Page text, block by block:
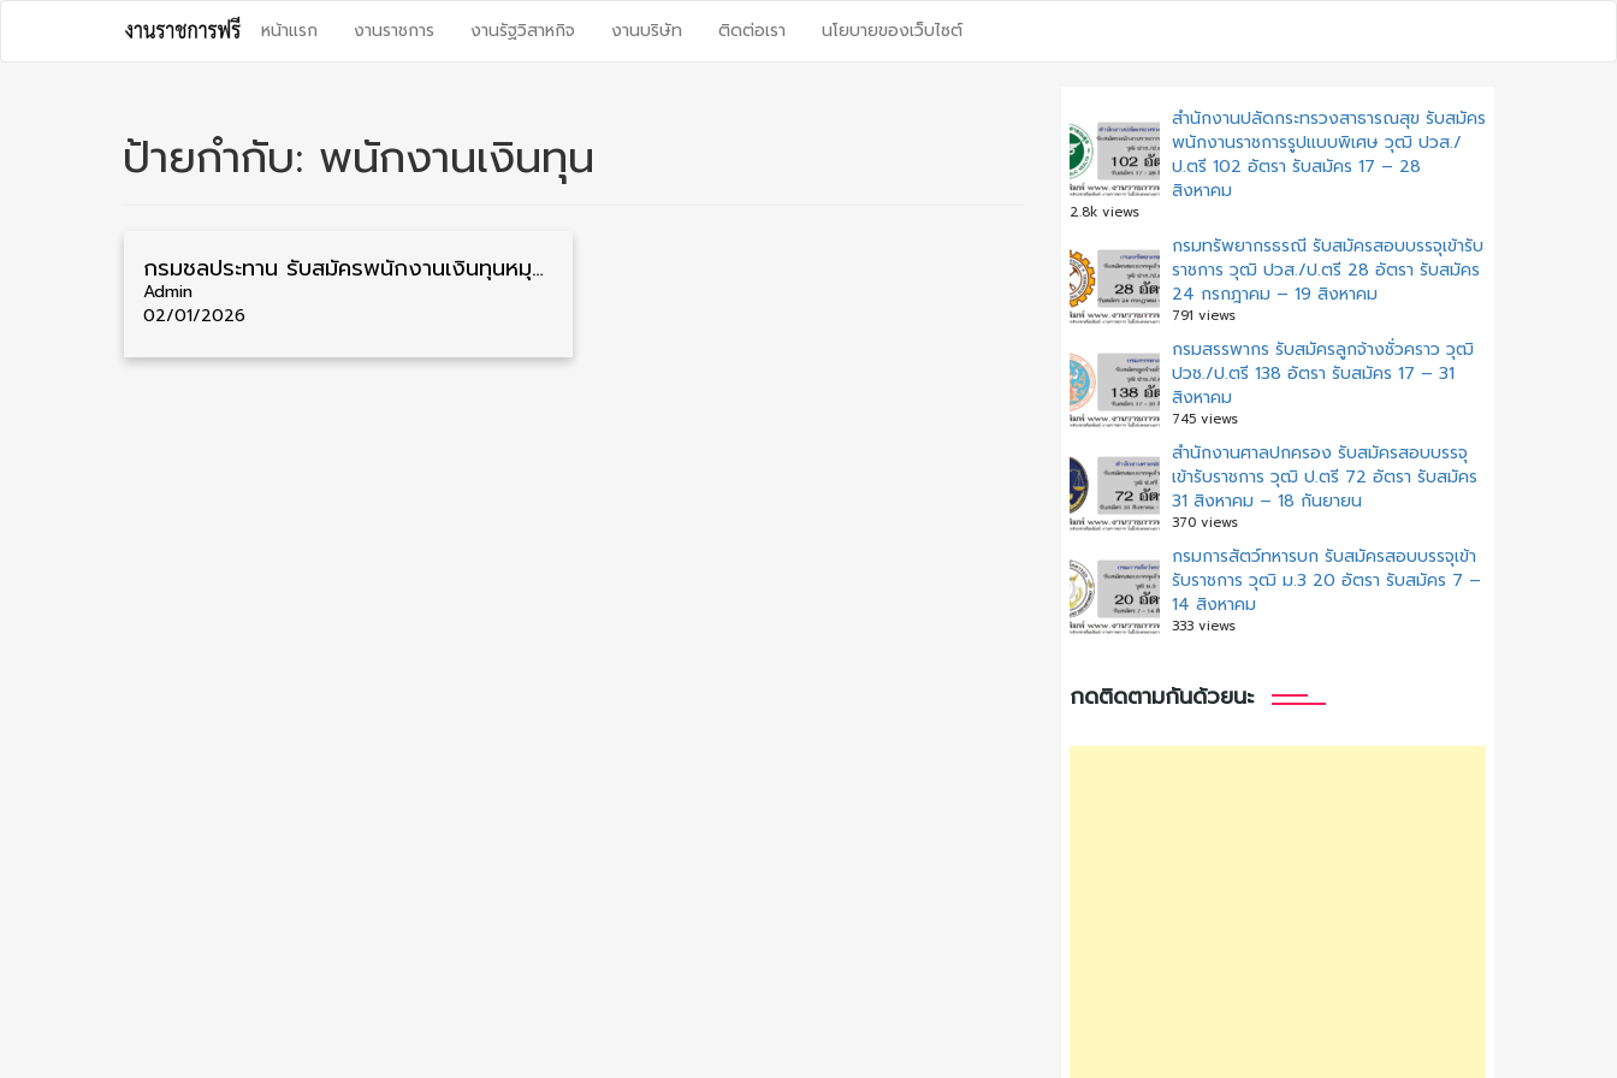
content
หน้าแรก งานราชการ งานรัฐวิสาหกิจ งานบริษัท ติดต่อเรา นโยบายของเว็บไซต์
ป้ายกำกับ: พนักงานเงินทุน
กรมชลประทาน รับสมัครพนักงานเงินทุนหมุนเวียน วุฒิ ปวส./ป.ตรี 27 อัตรา รับสมัคร 5 – 9 มกราคม
Admin
02/01/2026
สำนักงานปลัดกระทรวงสาธารณสุข รับสมัคร
พนักงานราชการรูปแบบพิเศษ วุฒิ ปวส./
ป.ตรี 102 อัตรา รับสมัคร 17 – 28
สิงหาคม
2.8k views
กรมทรัพยากรธรณี รับสมัครสอบบรรจุเข้ารับ
ราชการ วุฒิ ปวส./ป.ตรี 28 อัตรา รับสมัคร
24 กรกฎาคม – 19 สิงหาคม
791 views
กรมสรรพากร รับสมัครลูกจ้างชั่วคราว วุฒิ
ปวช./ป.ตรี 138 อัตรา รับสมัคร 17 – 31
สิงหาคม
745 views
สํานักงานศาลปกครอง รับสมัครสอบบรรจุ
เข้ารับราชการ วุฒิ ป.ตรี 72 อัตรา รับสมัคร
31 สิงหาคม – 18 กันยายน
370 views
กรมการสัตว์ทหารบก รับสมัครสอบบรรจุเข้า
รับราชการ วุฒิ ม.3 20 อัตรา รับสมัคร 7 –
14 สิงหาคม
333 views
กดติดตามกันด้วยนะ